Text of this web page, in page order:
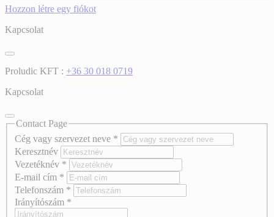
Hozzon létre egy fiókot
Kapcsolat
Proludic KFT : +36 30 018 0719
Kapcsolat
Contact Page
Cég vagy szervezet neve *
Keresztnév
Vezetéknév *
E-mail cím *
Telefonszám *
Irányítószám *